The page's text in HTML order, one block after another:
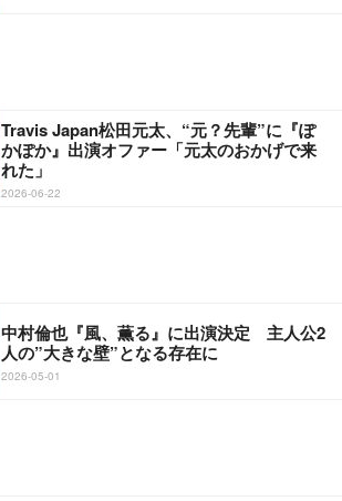
Travis Japan松田元太、“元？先輩”に『ぽ
かぽか』出演オファー「元太のおかげで来
れた」
2026-06-22
中村倫也『風、薫る』に出演決定 主人公2
人の”大きな壁”となる存在に
2026-05-01